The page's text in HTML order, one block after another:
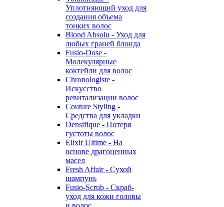
Уплотняющий уход для
создания объема
тонких волос
Blond Absolu - Уход для
любых граней блонда
Fusio-Dose -
Молекулярные
коктейли для волос
Chronologiste -
Искусство
ревитализации волос
Couture Styling -
Средства для укладки
Densifique - Потеря
густоты волос
Elixir Ultime - На
основе драгоценных
масел
Fresh Affair - Сухой
шампунь
Fusio-Scrub - Скраб-
уход для кожи головы
и волос